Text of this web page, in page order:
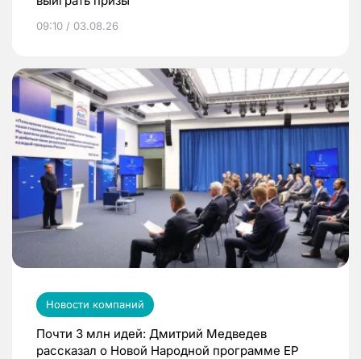
09:10 / 03.08.26
Новости компаний
Почти 3 млн идей: Дмитрий Медведев
рассказал о Новой Народной программе ЕР